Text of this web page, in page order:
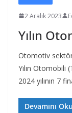
2 Aralık 2023
Yılın
Otomotiv
Yılın Otomobili
2024 yılının 7
Devamını Oku